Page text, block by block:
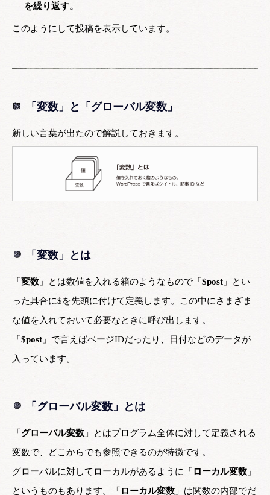
を繰り返す。
このようにして投稿を表示しています。
「変数」と「グローバル変数」
新しい言葉が出たので解説しておきます。
「変数」とは
「 変数 」とは数値を入れる箱のようなもので「 $post 」とい
った具合に$を先頭に付けて定義します。この中にさまざま
な値を入れておいて必要なときに呼び出します。
「 $post 」で言えばページIDだったり、日付などのデータが
入っています。
「グローバル変数」とは
「 グローバル変数 」とはプログラム全体に対して定義される
変数で、どこからでも参照できるのが特徴です。
グローバルに対してローカルがあるように「 ローカル変数 」
というものもあります。「 ローカル変数 」は関数の内部でだ